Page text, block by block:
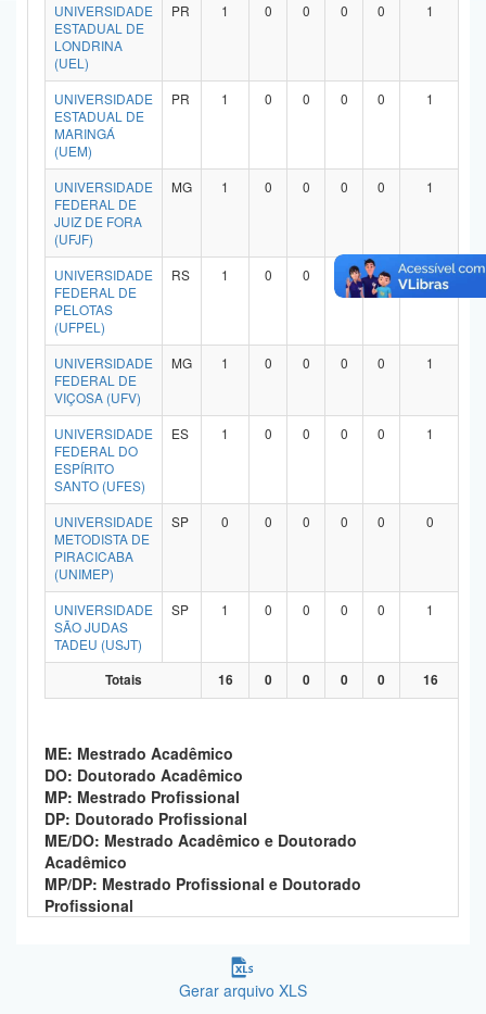
Banco Central do Brasil
UNIVERSIDADE
ESTADUAL DE
LONDRINA
(UEL)
PR 1 0 0 0 0 1
UNIVERSIDADE
ESTADUAL DE
MARINGÁ
(UEM)
PR 1 0 0 0 0 1
UNIVERSIDADE
FEDERAL DE
JUIZ DE FORA
(UFJF)
MG 1 0 0 0 0 1
UNIVERSIDADE
FEDERAL DE
PELOTAS
(UFPEL)
RS 1 0 0 0 0 1
UNIVERSIDADE
FEDERAL DE
VIÇOSA (UFV)
MG 1 0 0 0 0 1
UNIVERSIDADE
FEDERAL DO
ESPÍRITO
SANTO (UFES)
ES 1 0 0 0 0 1
UNIVERSIDADE
METODISTA DE
PIRACICABA
(UNIMEP)
SP 0 0 0 0 0 0
UNIVERSIDADE
SÃO JUDAS
TADEU (USJT)
SP 1 0 0 0 0 1
Totais 16 0 0 0 0 16
ME: Mestrado Acadêmico
DO: Doutorado Acadêmico
MP: Mestrado Profissional
DP: Doutorado Profissional
ME/DO: Mestrado Acadêmico e Doutorado
Acadêmico
MP/DP: Mestrado Profissional e Doutorado
Profissional
Gerar arquivo XLS